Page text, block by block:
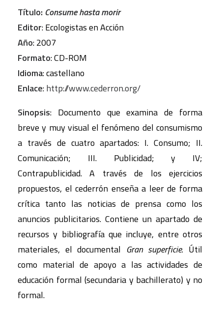
Título: Consume hasta morir
Editor: Ecologistas en Acción
Año: 2007
Formato: CD-ROM
Idioma: castellano
Enlace:http://www.cederron.org/
Sinopsis: Documento que examina de forma
breve y muy visual el fenómeno del consumismo
a través de cuatro apartados: I. Consumo; II.
Comunicación; III. Publicidad; y IV;
Contrapublicidad. A través de los ejercicios
propuestos, el cederrón enseña a leer de forma
crítica tanto las noticias de prensa como los
anuncios publicitarios. Contiene un apartado de
recursos y bibliografía que incluye, entre otros
materiales, el documental Gran superficie. Útil
como material de apoyo a las actividades de
educación formal (secundaria y bachillerato) y no
formal.